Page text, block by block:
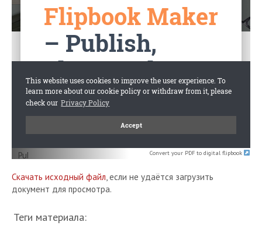
Convert your PDF to digital flipbook
Скачать исходный файл, если не удаётся загрузить
документ для просмотра.
Теги материала: